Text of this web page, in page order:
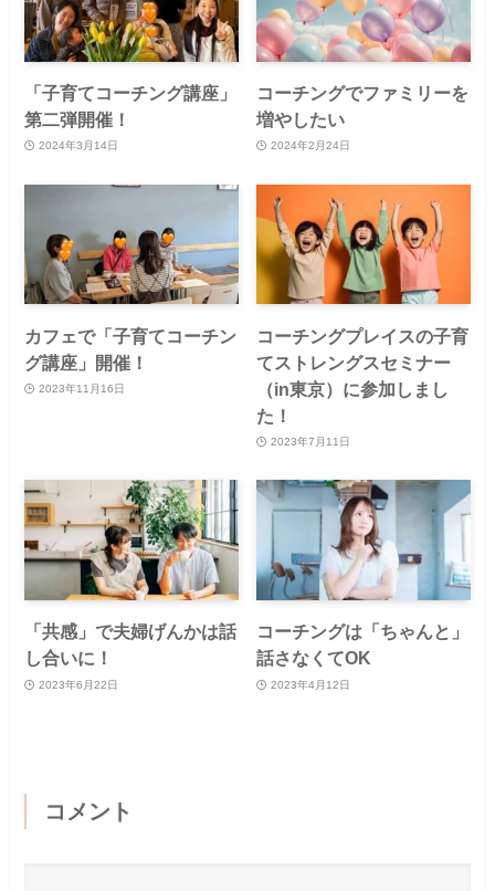
「子育てコーチング講座」
第二弾開催！
2024年3月14日
コーチングでファミリーを
増やしたい
2024年2月24日
カフェで「子育てコーチン
グ講座」開催！
2023年11月16日
コーチングプレイスの子育
てストレングスセミナー
（in東京）に参加しまし
た！
2023年7月11日
「共感」で夫婦げんかは話
し合いに！
2023年6月22日
コーチングは「ちゃんと」
話さなくてOK
2023年4月12日
コメント